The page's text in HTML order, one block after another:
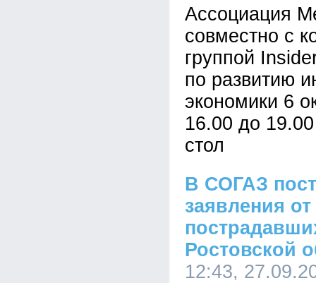
Ассоциация
совместно с
группой
по развитию
экономики 6
16.00 до
стол
В СОГАЗ
заявления
Ростовской
12:43,